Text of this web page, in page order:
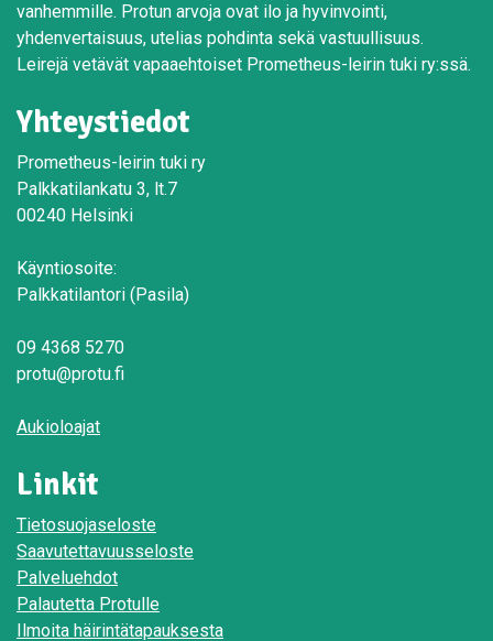
vanhemmille. Protun arvoja ovat ilo ja hyvinvointi,
yhdenvertaisuus, utelias pohdinta sekä vastuullisuus.
Leirejä vetävät vapaaehtoiset Prometheus-leirin tuki ry:ssä.
Yhteystiedot
Prometheus-leirin tuki ry
Palkkatilankatu 3, lt.7
00240 Helsinki
Käyntiosoite:
Palkkatilantori (Pasila)
09 4368 5270
protu@protu.fi
Aukioloajat
Linkit
Tietosuojaseloste
Saavutettavuusseloste
Palveluehdot
Palautetta Protulle
Ilmoita häirintätapauksesta